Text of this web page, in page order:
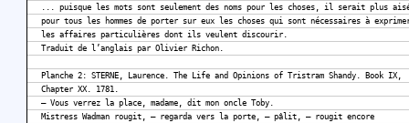
... puisque les mots sont seulement des noms pour les choses, il serait plus
pour tous les hommes de porter sur eux les choses qui sont nécessaires à
les affaires particulières dont ils veulent discourir.
Traduit de l’anglais par Olivier Richon.
Planche 2: STERNE, Laurence. The Life and Opinions of Tristram Shandy. Book IX,
Chapter XX. 1781.
– Vous verrez la place, madame, dit mon oncle Toby.
Mistress Wadman rougit, – regarda vers la porte, – pâlit, – rougit encore